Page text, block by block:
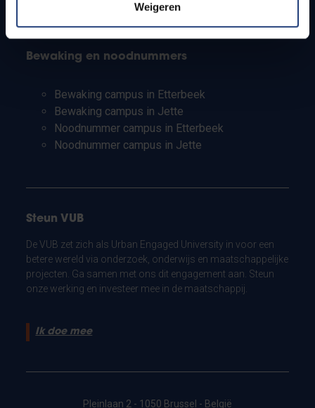
Weigeren
Bewaking en noodnummers
Bewaking campus in Etterbeek
Bewaking campus in Jette
Noodnummer campus in Etterbeek
Noodnummer campus in Jette
Steun VUB
De VUB zet zich als Urban Engaged University in voor een
betere wereld via onderzoek, onderwijs en maatschappelijke
projecten. Ga samen met ons dit engagement aan. Steun
onze werking en investeer mee in de maatschappij.
Ik doe mee
Pleinlaan 2 - 1050 Brussel - België